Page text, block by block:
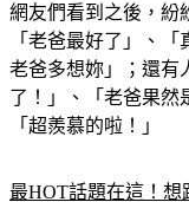
「老爸最好了」、「
老爸多想妳」；還有
了！」、「老爸果然
「超羨慕的啦！」
友！